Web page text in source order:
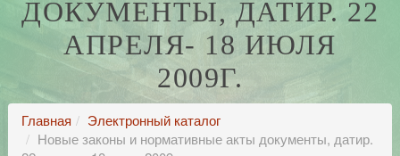
ДОКУМЕНТЫ, ДАТИР. 22
АПРЕЛЯ- 18 ИЮЛЯ
2009Г.
Главная
Электронный каталог
Новые законы и нормативные акты документы, датир.